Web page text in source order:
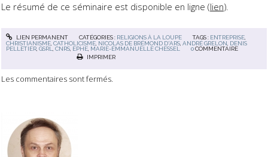
Le résumé de ce séminaire est disponible en ligne (lien).
LIEN PERMANENT CATÉGORIES : RELIGIONS À LA LOUPE TAGS : ENTREPRISE
CHRISTIANISME ,CATHOLICISME NICOLAS DE BRÉMOND D'ARS ,ANDRÉ GRELON DENIS
PELLETIER ,GSRL ,CNRS EPHE MARIE-EMMANUELLE CHESSEL 0 COMMENTAIRE
IMPRIMER
Les commentaires sont fermés.